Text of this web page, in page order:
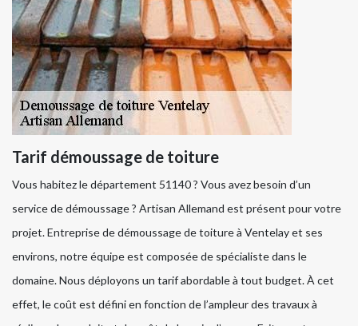
Tarif démoussage de toiture
Vous habitez le département 51140 ? Vous avez besoin d’un
service de démoussage ? Artisan Allemand est présent pour votre
projet. Entreprise de démoussage de toiture à Ventelay et ses
environs, notre équipe est composée de spécialiste dans le
domaine. Nous déployons un tarif abordable à tout budget. À cet
effet, le coût est défini en fonction de l’ampleur des travaux à